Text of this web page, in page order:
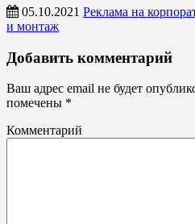
05.10.2021 Реклама на
и монтаж
Оформление
транспорта
Добавить комментарий
Ваш адрес email не будет
помечены *
Комментарий